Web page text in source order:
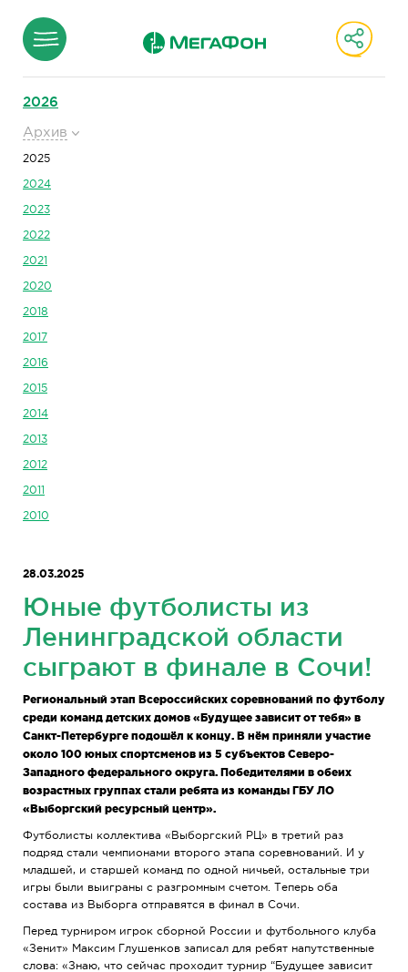
2026
Архив
2025
2024
2023
2022
2021
2020
2018
2017
2016
2015
2014
2013
2012
2011
2010
28.03.2025
Юные футболисты из
Ленинградской области
сыграют в финале в Сочи!
Региональный этап Всероссийских соревнований по футболу
среди команд детских домов «Будущее зависит от тебя» в
Санкт-Петербурге подошёл к концу. В нём приняли участие
около 100 юных спортсменов из 5 субъектов Северо-
Западного федерального округа. Победителями в обеих
возрастных группах стали ребята из команды ГБУ ЛО
«Выборгский ресурсный центр».
Футболисты коллектива «Выборгский РЦ» в третий раз
подряд стали чемпионами второго этапа соревнований. И у
младшей, и старшей команд по одной ничьей, остальные три
игры были выиграны с разгромным счетом. Теперь оба
состава из Выборга отправятся в финал в Сочи.
Перед турниром игрок сборной России и футбольного клуба
«Зенит» Максим Глушенков записал для ребят напутственные
слова: «Знаю, что сейчас проходит турнир “Будущее зависит